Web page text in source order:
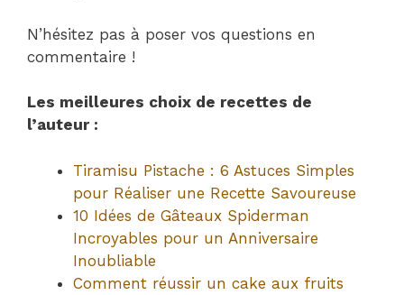
N’hésitez pas à poser vos questions en
commentaire !
Les meilleures choix de recettes de
l’auteur :
Tiramisu Pistache : 6 Astuces Simples
pour Réaliser une Recette Savoureuse
10 Idées de Gâteaux Spiderman
Incroyables pour un Anniversaire
Inoubliable
Comment réussir un cake aux fruits